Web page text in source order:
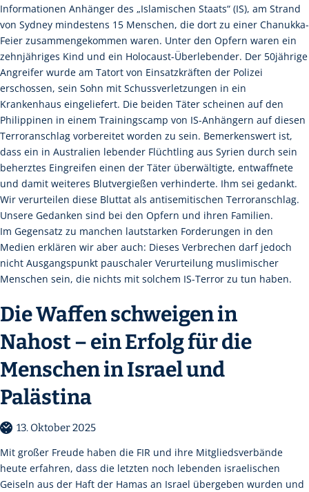
Informationen Anhänger des „Islamischen Staats“ (IS), am Strand
von Sydney mindestens 15 Menschen, die dort zu einer Chanukka-
Feier zusammengekommen waren. Unter den Opfern waren ein
zehnjähriges Kind und ein Holocaust-Überlebender. Der 50jährige
Angreifer wurde am Tatort von Einsatzkräften der Polizei
erschossen, sein Sohn mit Schussverletzungen in ein
Krankenhaus eingeliefert. Die beiden Täter scheinen auf den
Philippinen in einem Trainingscamp von IS-Anhängern auf diesen
Terroranschlag vorbereitet worden zu sein. Bemerkenswert ist,
dass ein in Australien lebender Flüchtling aus Syrien durch sein
beherztes Eingreifen einen der Täter überwältigte, entwaffnete
und damit weiteres Blutvergießen verhinderte. Ihm sei gedankt.
Wir verurteilen diese Bluttat als antisemitischen Terroranschlag.
Unsere Gedanken sind bei den Opfern und ihren Familien.
Im Gegensatz zu manchen lautstarken Forderungen in den
Medien erklären wir aber auch: Dieses Verbrechen darf jedoch
nicht Ausgangspunkt pauschaler Verurteilung muslimischer
Menschen sein, die nichts mit solchem IS-Terror zu tun haben.
Die Waffen schweigen in
Nahost – ein Erfolg für die
Menschen in Israel und
Palästina
13. Oktober 2025
Mit großer Freude haben die FIR und ihre Mitgliedsverbände
heute erfahren, dass die letzten noch lebenden israelischen
Geiseln aus der Haft der Hamas an Israel übergeben wurden und